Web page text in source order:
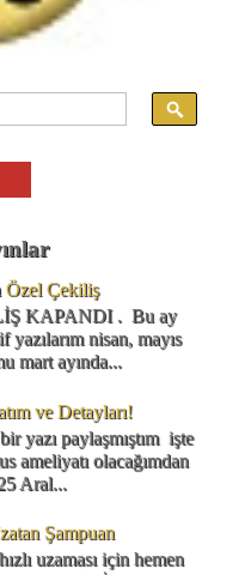
Özel Çekiliş
KAPANDI . Bu ay
nisan, mayıs
mart ayında...
ve Detayları!
yazı paylaşmıştım işte
ameliyatı olacağımdan
Aral...
Şampuan
uzaması için hemen